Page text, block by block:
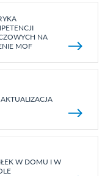
NA
MOF
W DOMU I W